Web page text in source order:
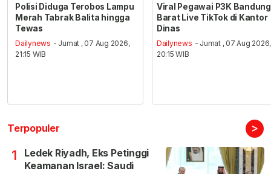
Polisi Diduga Terobos Lampu
Merah Tabrak Balita hingga
Tewas
Dailynews - Jumat , 07 Aug 2026,
21:15 WIB
Viral Pegawai P3K Bandung
Barat Live TikTok di Kantor
Dinas
Dailynews - Jumat , 07 Aug 2026,
20:15 WIB
Terpopuler >
1
Ledek Riyadh, Eks Petinggi
Keamanan Israel: Saudi